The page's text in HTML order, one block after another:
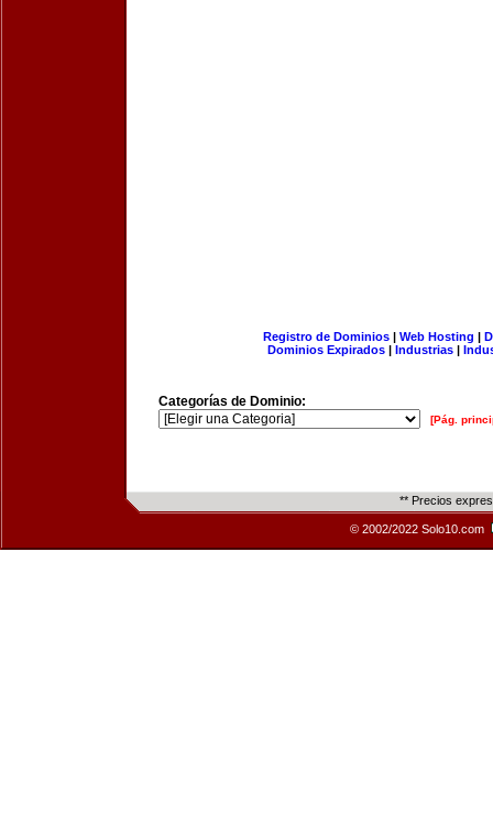
Registro de Dominios| Web Hosting |
Dominios Expirados | Industrias |
Categorías de Dominio:
[Pág.
** Precios
© 2002/2022 Solo10.com